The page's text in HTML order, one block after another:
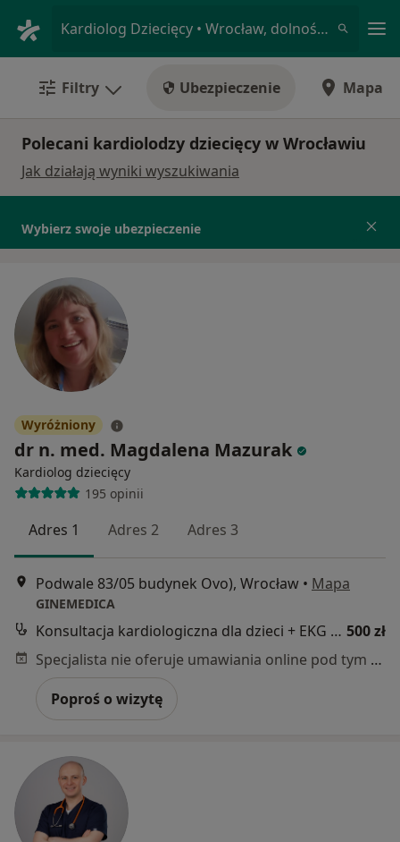
Kardiolog Dziecięcy • Wrocław, dolnośląskie
Filtry Ubezpieczenie Mapa
Polecani kardiolodzy dziecięcy w Wrocławiu
Jak działają wyniki wyszukiwania
Wybierz swoje ubezpieczenie
Wyróżniony
dr n. med. Magdalena Mazurak
Kardiolog dziecięcy
195 opinii
Adres 1 Adres 2 Adres 3
Podwale 83/05 budynek Ovo), Wrocław • Mapa
GINEMEDICA
Konsultacja kardiologiczna dla dzieci + EKG i USG serca 500 zł
Specjalista nie oferuje umawiania online pod tym adresem.
Poproś o wizytę